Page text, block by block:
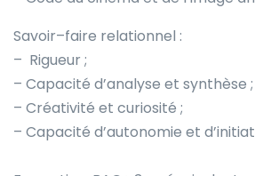
Savoir–faire relationnel :
– Rigueur ;
– Capacité d’analyse et synthèse ;
– Créativité et curiosité ;
– Capacité d’autonomie et